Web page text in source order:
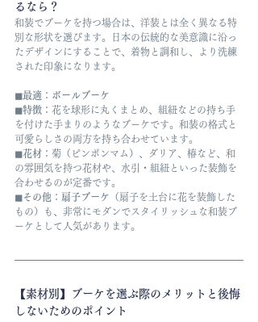
るなら？
和装でブーケを持つ場合は、洋装とは全く異なる特
別な形状を選びます。日本の伝統的な美意識に沿っ
たデザインにすることで、着物と調和し、より洗練
された印象になります。
◼︎最適 ： ボールブーケ
◼︎特徴 ：花を球形に丸くまとめ、組紐などの持ち手
を付けた手まりのようなブーケです。和装の格式と
可愛らしさの両方を持ち合わせています。
◼︎花材 ：菊（ピンポンマム）、ダリア、椿など、和
の雰囲気を持つ花材や、水引・組紐といった装飾を
合わせるのが定番です。
◼︎その他 ： 扇子ブーケ （扇子を土台に花を装飾した
もの）も、非常にモダンでスタイリッシュな和装ブ
ーケとして人気があります。
【素材別】ブーケを選ぶ際のメリットと後悔
しないためのポイント